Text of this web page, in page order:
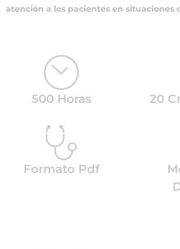
atención a los pacientes en situaciones
500 Horas 20
Formato Pdf